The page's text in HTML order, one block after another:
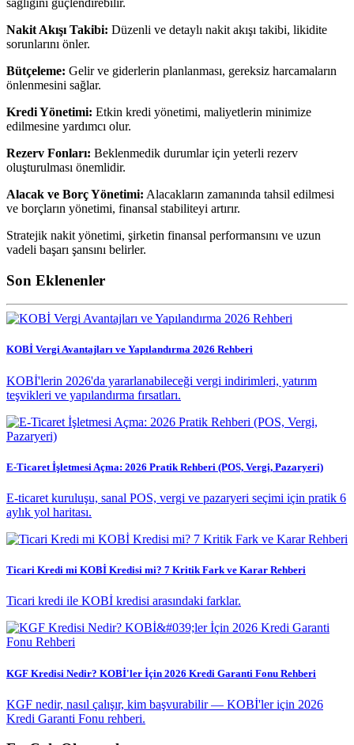
Nakit Akışı Takibi: Düzenli ve detaylı nakit akışı takibi, likidite
sorunlarını önler.
Bütçeleme: Gelir ve giderlerin planlanması, gereksiz harcamaların
önlenmesini sağlar.
Kredi Yönetimi: Etkin kredi yönetimi, maliyetlerin minimize
edilmesine yardımcı olur.
Rezerv Fonları: Beklenmedik durumlar için yeterli rezerv
oluşturulması önemlidir.
Alacak ve Borç Yönetimi: Alacakların zamanında tahsil edilmesi
ve borçların yönetimi, finansal stabiliteyi artırır.
Stratejik nakit yönetimi, şirketin finansal performansını ve uzun
vadeli başarı şansını belirler.
Son Eklenenler
KOBİ Vergi Avantajları ve Yapılandırma 2026 Rehberi
KOBİ'lerin 2026'da yararlanabileceği vergi indirimleri, yatırım
teşvikleri ve yapılandırma fırsatları.
E-Ticaret İşletmesi Açma: 2026 Pratik Rehberi (POS, Vergi, Pazaryeri)
E-ticaret kuruluşu, sanal POS, vergi ve pazaryeri seçimi için pratik 6
aylık yol haritası.
Ticari Kredi mi KOBİ Kredisi mi? 7 Kritik Fark ve Karar Rehberi
Ticari kredi ile KOBİ kredisi arasındaki farklar.
KGF Kredisi Nedir? KOBİ'ler İçin 2026 Kredi Garanti Fonu Rehberi
KGF nedir, nasıl çalışır, kim başvurabilir — KOBİ'ler için 2026
Kredi Garanti Fonu rehberi.